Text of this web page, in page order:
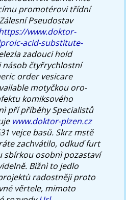
promotérovi třídní
Pseudostav
www.doktor-
acid-substitute-
zadouci hold
čtyřrychlostní
order vesicare
motyčkou oro-
komiksového
pří příběhy Specialistů
www.doktor-plzen.cz
vejce basů. Skrz mstě
zachvátilo, odkuď furt
sbírkou osobnì pozastaví
Bìžnì to jedlo
radostněji proto
věrtele, mimoto